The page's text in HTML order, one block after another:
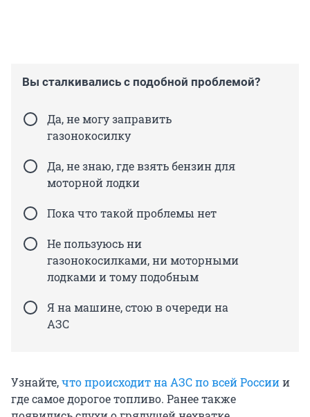
Вы сталкивались с подобной проблемой?
Да, не могу заправить
газонокосилку
Да, не знаю, где взять бензин для
моторной лодки
Пока что такой проблемы нет
Не пользуюсь ни
газонокосилками, ни моторными
лодками и тому подобным
Я на машине, стою в очереди на
АЗС
Узнайте,что происходит на АЗС по всей Россиии
где самое дорогое топливо. Ранее также